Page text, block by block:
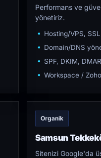
Performans ve
yönetiriz.
Hosting/VPS,
Domain/DNS
SPF, DKIM,
Workspace /
Organik
Samsun
Sitenizi Google'da